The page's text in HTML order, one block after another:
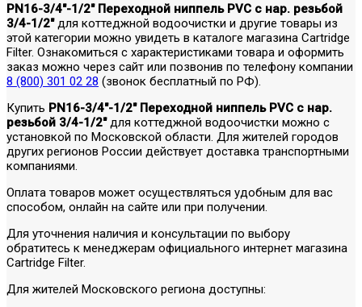
PN16-3/4"-1/2" Переходной ниппель PVC c нар. резьбой
3/4-1/2"для коттеджной водоочистки и другие товары из
этой категории можно увидеть в каталоге магазина Cartridge
Filter. Ознакомиться с характеристиками товара и оформить
заказ можно через сайт или позвонив по телефону компании
8 (800) 301 02 28 (звонок бесплатный по РФ).
Купить PN16-3/4"-1/2" Переходной ниппель PVC c нар.
резьбой 3/4-1/2"для коттеджной водоочистки можно с
установкой по Московской области. Для жителей городов
других регионов России действует доставка транспортными
компаниями.
Оплата товаров может осуществляться удобным для вас
способом, онлайн на сайте или при получении.
Для уточнения наличия и консультации по выбору
обратитесь к менеджерам официального интернет магазина
Cartridge Filter.
Для жителей Московского региона доступны: